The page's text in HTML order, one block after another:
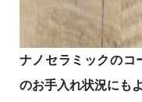
ナノセラミックのコ
のお手入れ状況にも